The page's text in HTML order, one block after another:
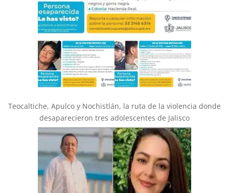
Teocaltiche, Apulco y Nochistlán, la ruta de la violencia donde
desaparecieron tres adolescentes de Jalisco